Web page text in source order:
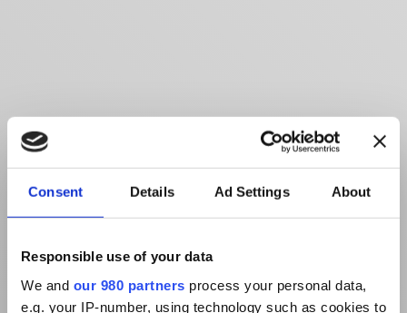
Consent Details Ad Settings About
Responsible use of your data
We and our 980 partners process your personal data,
e.g. your IP-number, using technology such as cookies to